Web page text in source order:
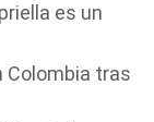
es un
Colombia tras